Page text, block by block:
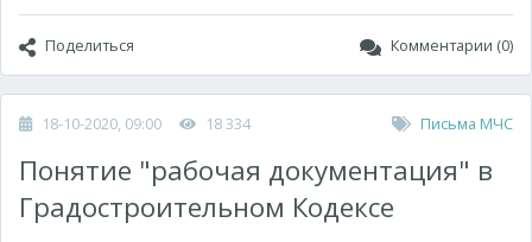
Поделиться Комментарии (0)
18-10-2020, 09:00 18 334 Письма МЧС
Понятие "рабочая документация" в
Градостроительном Кодексе